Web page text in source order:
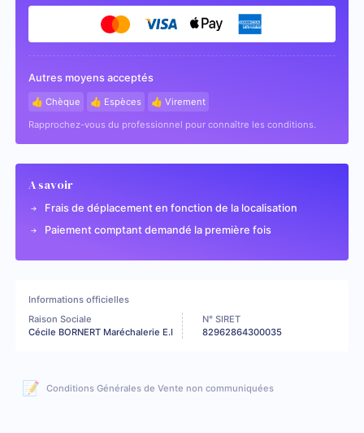
Autres moyens acceptés
👍 Chèque 👍 Espèces
👍 Virement
Rapprochez-vous du professionnel pour connaître les conditions.
A savoir
Frais de déplacement en fonction de la localisation
Paiement comptant demandé la première fois
Informations officielles
Raison Sociale
Cécile BORNERT Maréchalerie E.I
N° SIRET
82962864300035
📝 Conditions Générales de Vente non communiquées